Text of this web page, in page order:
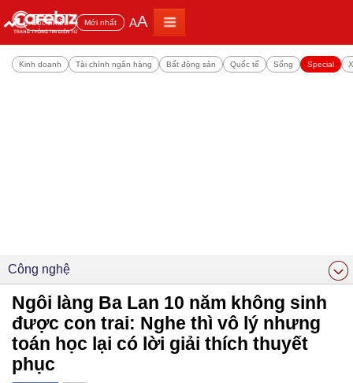
Đọc nhiều Mới nhất AA
Kinh doanh Tài chính ngân hàng Bất động sản Quốc tế Sống Special
Công nghệ
Ngôi làng Ba Lan 10 năm không sinh
được con trai: Nghe thì vô lý nhưng
toán học lại có lời giải thích thuyết
phục